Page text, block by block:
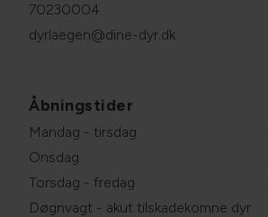
70230004
dyrlaegen@dine-dyr.dk
Åbningstider
Mandag - tirsdag
Onsdag
Torsdag - fredag
Døgnvagt - akut tilskadekomne dyr